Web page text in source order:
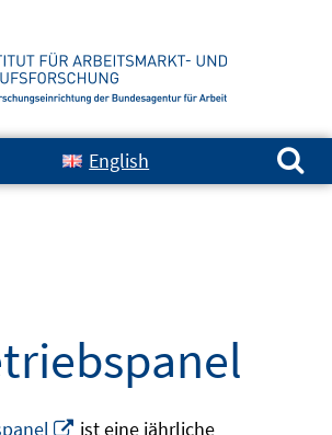
English
Suchen nach:
In
ist eine jährliche